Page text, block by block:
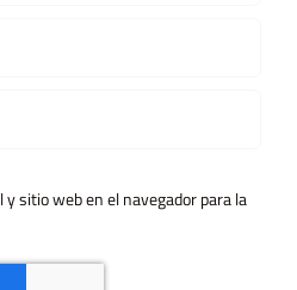
sitio web en el navegador para la